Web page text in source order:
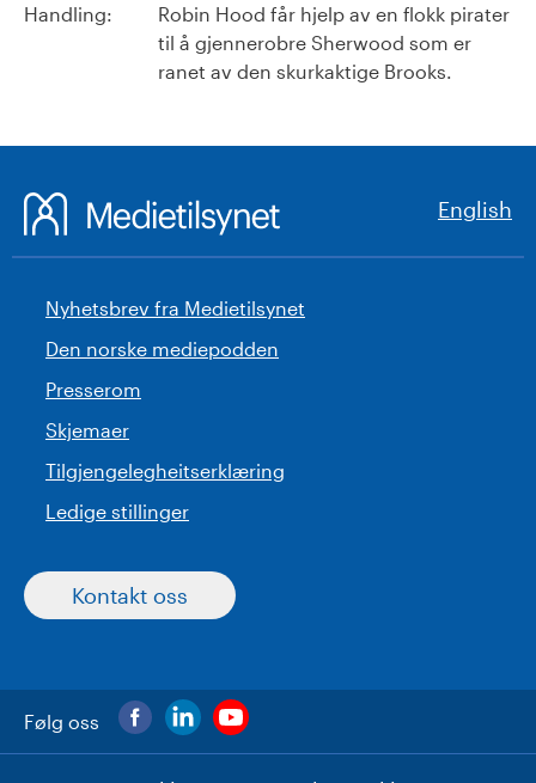
Handling:
Robin Hood får hjelp av en flokk pirater
til å gjennerobre Sherwood som er
ranet av den skurkaktige Brooks.
English
Nyhetsbrev fra Medietilsynet
Den norske mediepodden
Presserom
Skjemaer
Tilgjengelegheitserklæring
Ledige stillinger
Kontakt oss
Følg oss